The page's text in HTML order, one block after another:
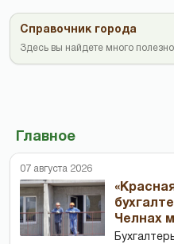
Справочник города
Здесь вы найдете много
Главное
07 августа 2026
Челнах